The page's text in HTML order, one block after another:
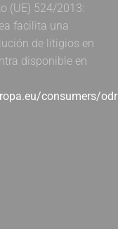
(UE) 524/2013:
facilita una
de litigios en
disponible en
consumers/odr